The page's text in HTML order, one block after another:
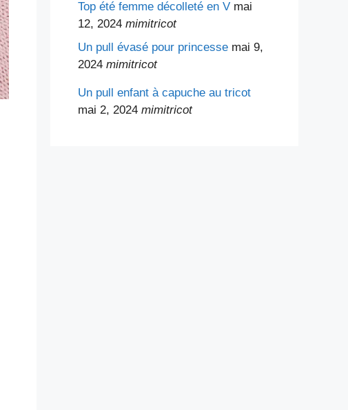
Top été femme décolleté en V mai
12, 2024 mimitricot
Un pull évasé pour princesse mai 9,
2024 mimitricot
Un pull enfant à capuche au tricot
mai 2, 2024 mimitricot